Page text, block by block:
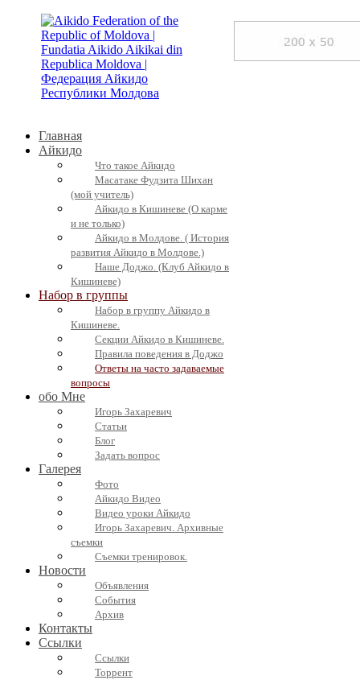
Главная
Айкидо
Что такое Айкидо
Масатаке Фудзита Шихан
(мой учитель)
Айкидо в Кишиневе (О карме
и не только)
Айкидо в Молдове. ( История
развития Айкидо в Молдове.)
Наше Доджо. (Клуб Айкидо в
Кишиневе)
Набор в группы
Набор в группу Айкидо в
Кишиневе.
Секции Айкидо в Кишиневе.
Правила поведения в Доджо
Ответы на часто задаваемые
вопросы
обо Мне
Игорь Захаревич
Статьи
Блог
Задать вопрос
Галерея
Фото
Айкидо Видео
Видео уроки Айкидо
Игорь Захаревич. Архивные
съемки
Съемки тренировок.
Новости
Объявления
События
Архив
Контакты
Ссылки
Ссылки
Торрент